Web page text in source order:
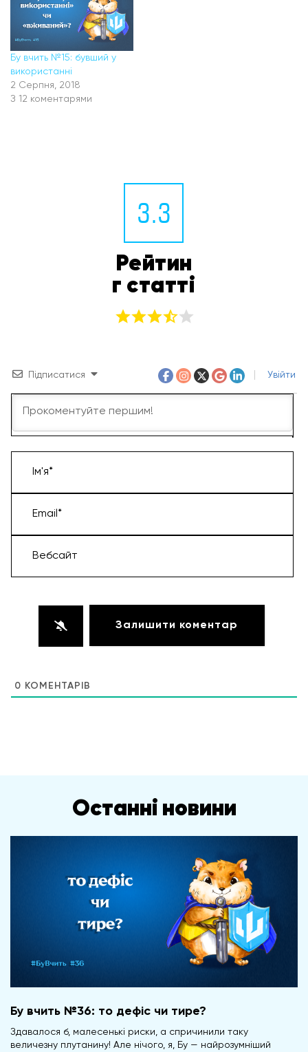
Бу вчить №15: бувший у
використанні
2 Серпня, 2018
З 12 коментарями
3.3
Рейтин
г статті
Підписатися Увійти
Ім'я*
Email*
Вебсайт
0 КОМЕНТАРІВ
Останні новини
Бу вчить №36: то дефіс чи тире?
Здавалося б, малесенькі риски, а спричинили таку
величезну плутанину! Але нічого, я, Бу — найрозумніший